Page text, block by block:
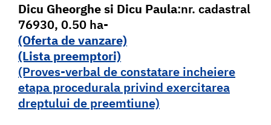
Dicu Gheorghe si Dicu Paula:nr. cadastral
76930, 0.50 ha-
(Oferta de vanzare)
(Lista preemptori)
(Proves-verbal de constatare incheiere
etapa procedurala privind exercitarea
dreptului de preemtiune)